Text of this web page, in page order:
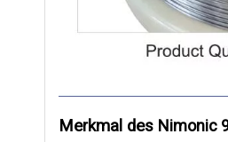
Merkmal des Nimonic